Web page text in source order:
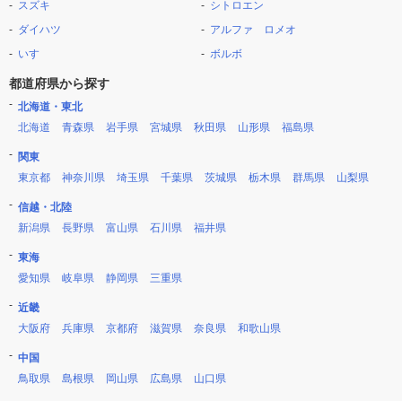
スズキ
ダイハツ
いすゞ
シトロエン
アルファ ロメオ
ボルボ
都道府県から探す
北海道・東北
北海道
青森県 岩手県 宮城県 秋田県 山形県 福島県
関東
東京都
神奈川県 埼玉県 千葉県 茨城県 栃木県 群馬県 山梨県
信越・北陸
新潟県
長野県 富山県 石川県 福井県
東海
愛知県
岐阜県 静岡県 三重県
近畿
大阪府
兵庫県 京都府 滋賀県 奈良県 和歌山県
中国
鳥取県
島根県 岡山県 広島県 山口県